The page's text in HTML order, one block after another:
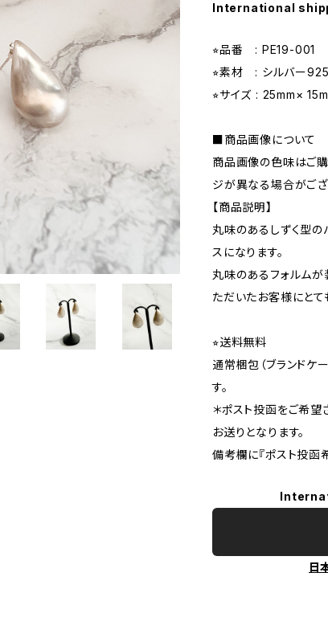
International
⭐︎品番 : PE19-001
⭐︎素材 : シルバー925
⭐︎サイズ : 25mm×
■商品画像について
商品画像の色味はご
ジが異なる場合がござ
【商品説明】
丸味のあるしずく型の
スになります。
丸味のあるフォルム
ただいたお客様にとて
⭐︎送料無料
通常梱包（ブランドケ
す。
＊ポスト投函をご希望
お送りとなります。
備考欄に『ポスト投函
日